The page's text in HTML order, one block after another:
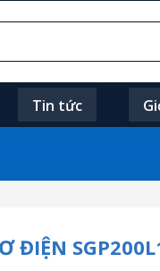
Tin tức
ĐIỆN